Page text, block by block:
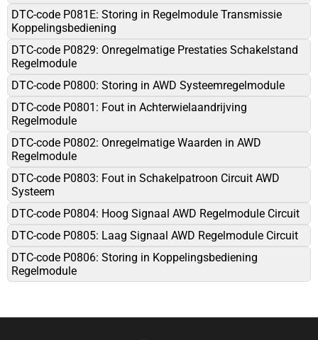
DTC-code P081E: Storing in Regelmodule Transmissie
Koppelingsbediening
DTC-code P0829: Onregelmatige Prestaties Schakelstand
Regelmodule
DTC-code P0800: Storing in AWD Systeemregelmodule
DTC-code P0801: Fout in Achterwielaandrijving
Regelmodule
DTC-code P0802: Onregelmatige Waarden in AWD
Regelmodule
DTC-code P0803: Fout in Schakelpatroon Circuit AWD
Systeem
DTC-code P0804: Hoog Signaal AWD Regelmodule Circuit
DTC-code P0805: Laag Signaal AWD Regelmodule Circuit
DTC-code P0806: Storing in Koppelingsbediening
Regelmodule